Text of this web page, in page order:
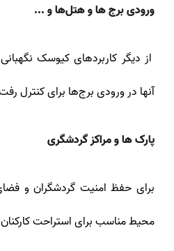
ورودی برج‌ ها و هتل‌ها و ...
از دیگر کاربردهای کیوسک
آنها در ورودی برج‌ها برای کنترل
پارک‌ ها و مراکز گردشگری
برای حفظ امنیت گردشگران و
محیط مناسب برای استراحت کارکنان